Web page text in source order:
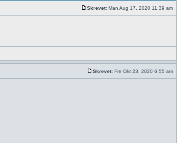
Skrevet: Man Aug 17, 2020 11:39 am
Skrevet: Fre Okt 23, 2020 6:55 am